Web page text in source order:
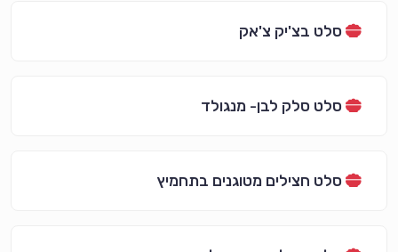
סלט בצ'יק צ'אק
סלט סלק לבן- מנגולד
סלט חצילים מטוגנים בתחמיץ